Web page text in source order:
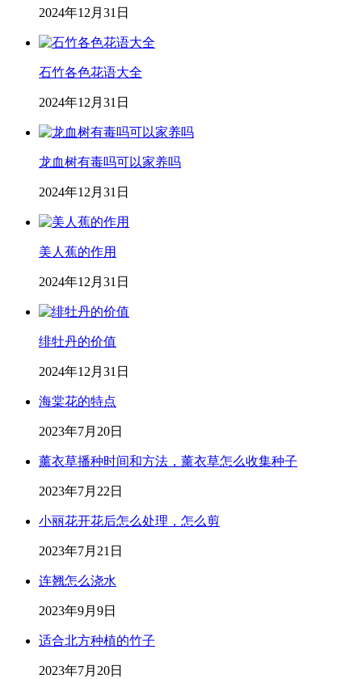
2024年12月31日
石竹各色花语大全
2024年12月31日
龙血树有毒吗可以家养吗
2024年12月31日
美人蕉的作用
2024年12月31日
绯牡丹的价值
2024年12月31日
海棠花的特点
2023年7月20日
薰衣草播种时间和方法，薰衣草怎么收集种子
2023年7月22日
小丽花开花后怎么处理，怎么剪
2023年7月21日
连翘怎么浇水
2023年9月9日
适合北方种植的竹子
2023年7月20日